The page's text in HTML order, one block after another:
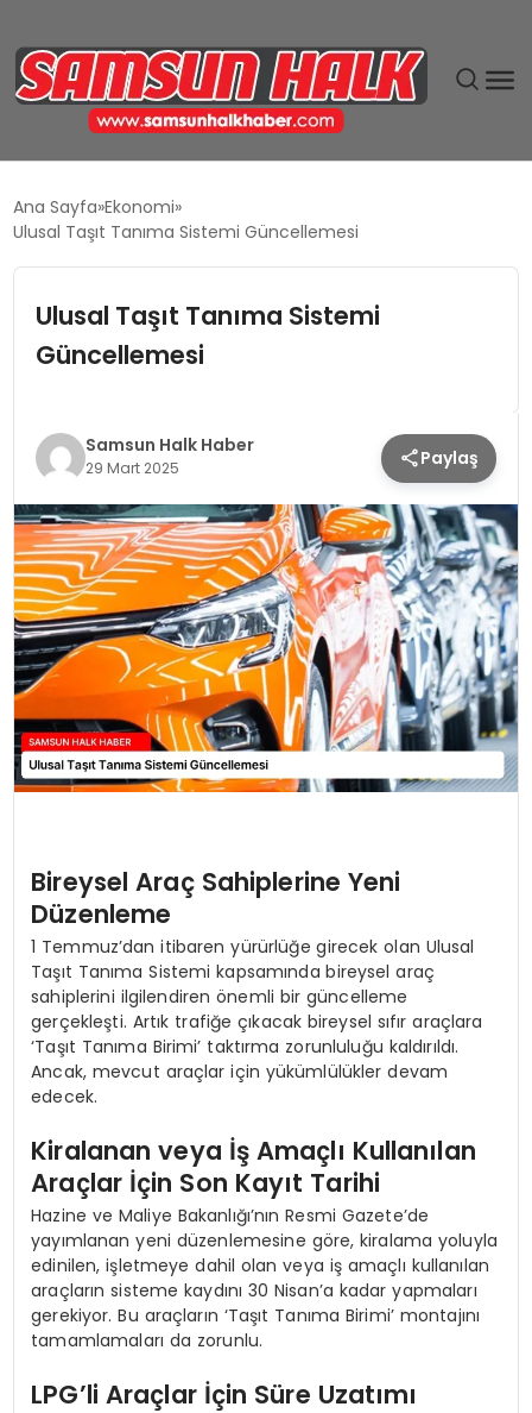
EKONOMI
MAGAZIN
SIYASET
SPOR
TEKNOLOJI
YAŞAM
Ana Sayfa Ekonomi
Ulusal Taşıt Tanıma Sistemi Güncellemesi
Ulusal Taşıt Tanıma Sistemi
Güncellemesi
Samsun Halk Haber
29 Mart 2025 Paylaş
Bireysel Araç Sahiplerine Yeni
Düzenleme
1 Temmuz’dan itibaren yürürlüğe girecek olan Ulusal
Taşıt Tanıma Sistemi kapsamında bireysel araç
sahiplerini ilgilendiren önemli bir güncelleme
gerçekleşti. Artık trafiğe çıkacak bireysel sıfır araçlara
‘Taşıt Tanıma Birimi’ taktırma zorunluluğu kaldırıldı.
Ancak, mevcut araçlar için yükümlülükler devam
edecek.
Kiralanan veya İş Amaçlı Kullanılan
Araçlar İçin Son Kayıt Tarihi
Hazine ve Maliye Bakanlığı’nın Resmi Gazete’de
yayımlanan yeni düzenlemesine göre, kiralama yoluyla
edinilen, işletmeye dahil olan veya iş amaçlı kullanılan
araçların sisteme kaydını 30 Nisan’a kadar yapmaları
gerekiyor. Bu araçların ‘Taşıt Tanıma Birimi’ montajını
tamamlamaları da zorunlu.
LPG’li Araçlar İçin Süre Uzatımı